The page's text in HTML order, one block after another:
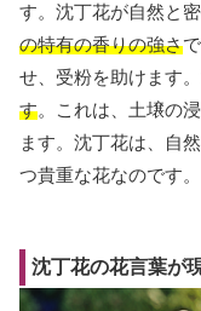
す。沈丁花が自然と
の特有の香りの強さ
せ、受粉を助けます。
す。これは、土壌の
ます。沈丁花は、自
つ貴重な花なのです。
沈丁花の花言葉が